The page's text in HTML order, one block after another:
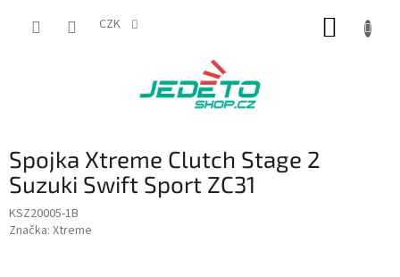
CZK
Spojka Xtreme Clutch Stage 2
Suzuki Swift Sport ZC31
KSZ20005-1B
Značka: Xtreme